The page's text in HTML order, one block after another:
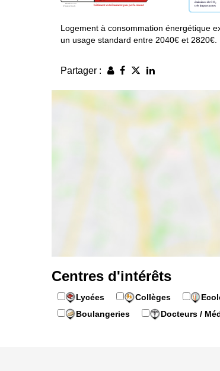
Logement à consommation énergétique
un usage standard entre 2040€ et
Partager :
Centres d'intérêts
Lycées Collèges
Boulangeries
Docteurs /